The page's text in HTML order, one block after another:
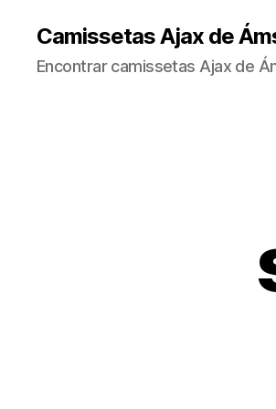
Camissetas Ajax de
Encontrar camissetas Ajax de